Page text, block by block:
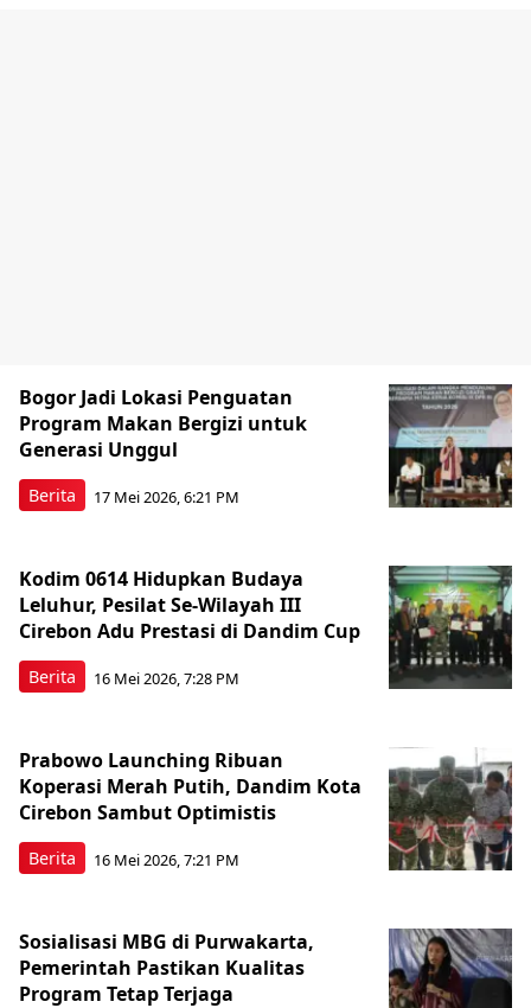
Berita
Bogor Jadi Lokasi Penguatan
Program Makan Bergizi untuk
Generasi Unggul
17 Mei 2026, 6:21 PM
Berita
Kodim 0614 Hidupkan Budaya
Leluhur, Pesilat Se-Wilayah III
Cirebon Adu Prestasi di Dandim Cup
16 Mei 2026, 7:28 PM
Berita
Prabowo Launching Ribuan
Koperasi Merah Putih, Dandim Kota
Cirebon Sambut Optimistis
16 Mei 2026, 7:21 PM
Sosialisasi MBG di Purwakarta,
Pemerintah Pastikan Kualitas
Program Tetap Terjaga